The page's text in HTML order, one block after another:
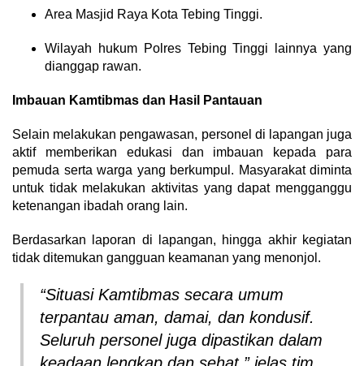
Area Masjid Raya Kota Tebing Tinggi.
Wilayah hukum Polres Tebing Tinggi lainnya yang
dianggap rawan.
Imbauan Kamtibmas dan Hasil Pantauan
Selain melakukan pengawasan, personel di lapangan juga
aktif memberikan edukasi dan imbauan kepada para
pemuda serta warga yang berkumpul. Masyarakat diminta
untuk tidak melakukan aktivitas yang dapat mengganggu
ketenangan ibadah orang lain.
Berdasarkan laporan di lapangan, hingga akhir kegiatan
tidak ditemukan gangguan keamanan yang menonjol.
“Situasi Kamtibmas secara umum
terpantau aman, damai, dan kondusif.
Seluruh personel juga dipastikan dalam